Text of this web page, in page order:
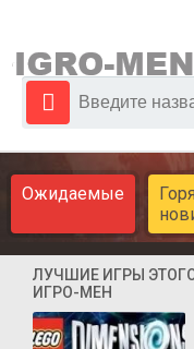
Ожидаемые
ЛУЧШИЕ ИГРЫ
ИГРО-МЕН